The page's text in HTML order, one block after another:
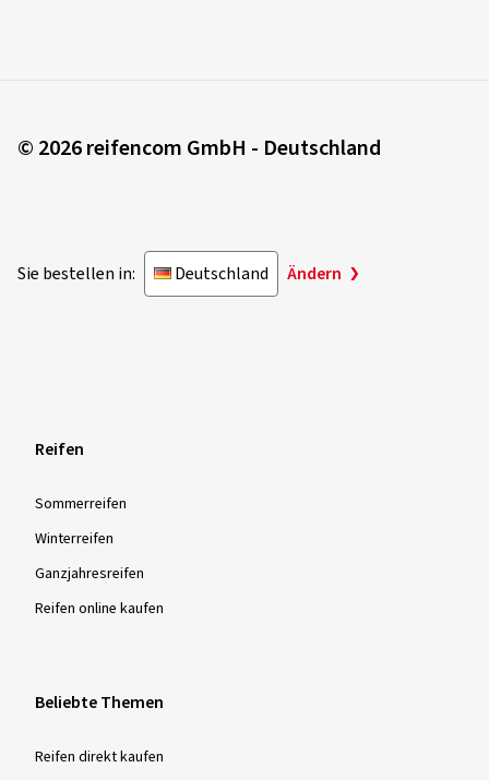
© 2026 reifencom GmbH - Deutschland
Sie bestellen in: Deutschland Ändern
Reifen
Sommer­reifen
Winter­reifen
Ganzjahres­reifen
Reifen online kaufen
Beliebte Themen
Reifen direkt kaufen